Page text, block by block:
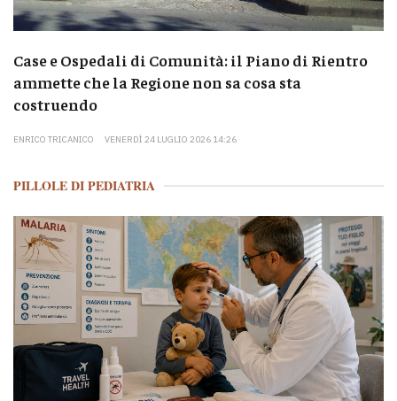
Case e Ospedali di Comunità: il Piano di Rientro
ammette che la Regione non sa cosa sta
costruendo
ENRICO TRICANICO VENERDÌ 24 LUGLIO 2026 14:26
PILLOLE DI PEDIATRIA